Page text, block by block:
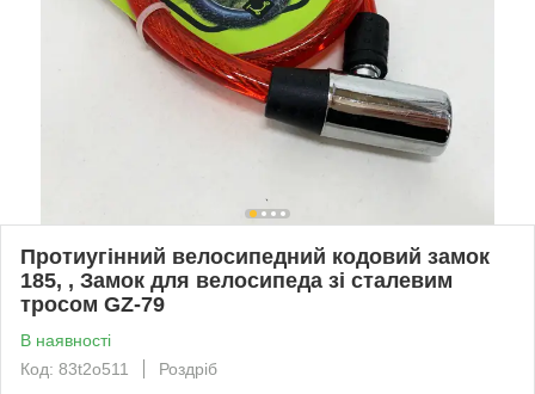
Протиугінний велосипедний кодовий замок
185, , Замок для велосипеда зі сталевим
тросом GZ-79
В наявності
Код: 83t2o511
Роздріб